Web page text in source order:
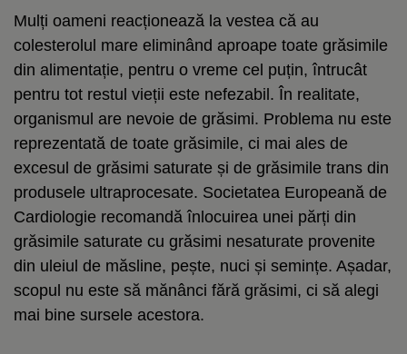
Mulți oameni reacționează la vestea că au
colesterolul mare eliminând aproape toate grăsimile
din alimentație, pentru o vreme cel puțin, întrucât
pentru tot restul vieții este nefezabil. În realitate,
organismul are nevoie de grăsimi. Problema nu este
reprezentată de toate grăsimile, ci mai ales de
excesul de grăsimi saturate și de grăsimile trans din
produsele ultraprocesate. Societatea Europeană de
Cardiologie recomandă înlocuirea unei părți din
grăsimile saturate cu grăsimi nesaturate provenite
din uleiul de măsline, pește, nuci și semințe. Așadar,
scopul nu este să mănânci fără grăsimi, ci să alegi
mai bine sursele acestora.